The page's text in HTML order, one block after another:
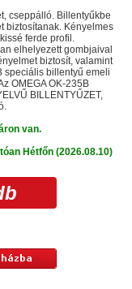
cseppálló. Billentyűkbe
biztosítanak. Kényelmes
ferde profil.
elhelyezett gombjaival
biztosít, valamint
speciális billentyű emeli
OMEGA OK-235B
BILLENTYŰZET,
van.
Hétfőn (2026.08.10)